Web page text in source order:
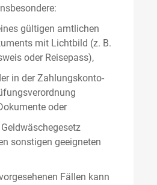
gültigen amtlichen
mit Lichtbild (z. B.
oder Reisepass),
in der Zahlungskonto-
oder
sonstigen geeigneten
Fällen kann